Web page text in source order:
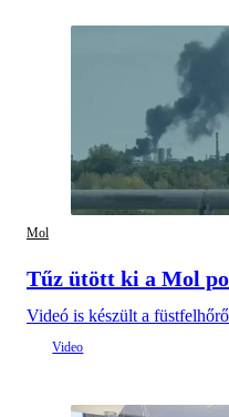
Mol
Tűz ütött ki a Mol
Videó is készült a